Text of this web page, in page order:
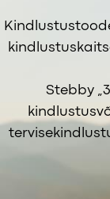
Stebby